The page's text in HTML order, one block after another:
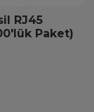
RJ45
Paket)